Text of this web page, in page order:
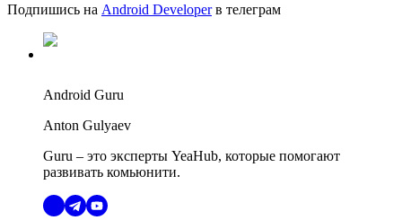
Подпишись на Android Developerв телеграм
Android Guru
Anton Gulyaev
Guru – это эксперты YeaHub, которые помогают
развивать комьюнити.